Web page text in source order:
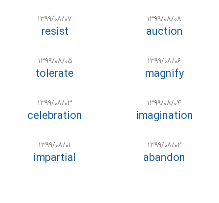
۱۳۹۹/۰۸/۰۸
auction
۱۳۹۹/۰۸/۰۷
resist
۱۳۹۹/۰۸/۰۶
magnify
۱۳۹۹/۰۸/۰۵
tolerate
۱۳۹۹/۰۸/۰۴
imagination
۱۳۹۹/۰۸/۰۳
celebration
۱۳۹۹/۰۸/۰۲
abandon
۱۳۹۹/۰۸/۰۱
impartial